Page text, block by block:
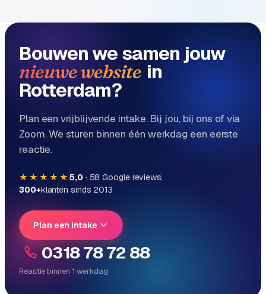
Bouwen we samen jouw
nieuwe website in
Rotterdam?
Plan een vrijblijvende intake. Bij jou, bij ons of via
Zoom. We sturen binnen één werkdag een eerste
reactie.
★★★★★ 5,0· 58 Google reviews
300+klanten sinds 2013
Plan een intake
0318 78 72 88
Reactie binnen 1 werkdag